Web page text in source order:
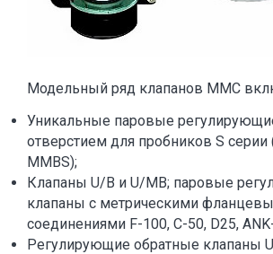
Модельный ряд клапанов MMC
Уникальные паровые
отверстием для пробников S серии
MMBS);
Клапаны U/B и U/MB; паровые
клапаны с метрическими
соединениями F-100, C-50, D25,
Регулирующие обратные клапаны